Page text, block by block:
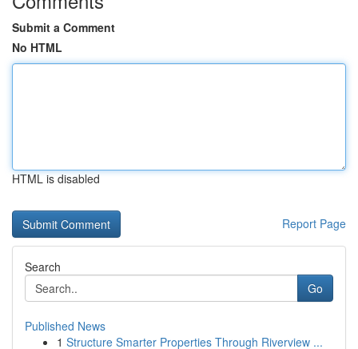
Submit a Comment
No HTML
HTML is disabled
Report Page
Search
Go
Published News
1 Structure Smarter Properties Through Riverview ...